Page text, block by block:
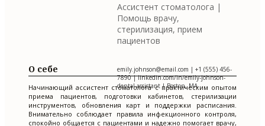
Ассистент стоматолога |
Помощь врачу,
стерилизация, прием
пациентов
emily.johnson@email.com | +1 (555) 456-
7890 | linkedin.com/in/emily-johnson-
dental-assistant | Boston, MA
О себе
Начинающий ассистент стоматолога с практическим опытом
приема пациентов, подготовки кабинетов, стерилизации
инструментов, обновления карт и поддержки расписания.
Внимательно соблюдает правила инфекционного контроля,
спокойно общается с пациентами и надежно помогает врачу,